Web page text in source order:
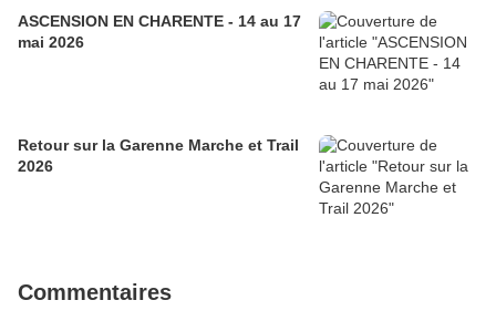
ASCENSION EN CHARENTE - 14 au 17
mai 2026
Retour sur la Garenne Marche et Trail
2026
Commentaires